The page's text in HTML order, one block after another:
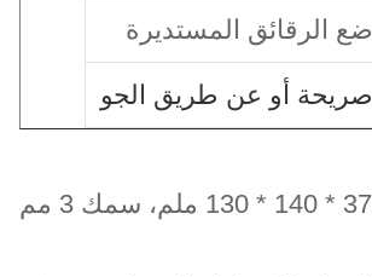
ضع الرقائق المستديرة
صريحة أو عن طريق الجو
، سمك 3 مم